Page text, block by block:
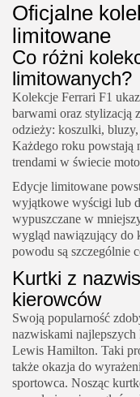
Oficjalne
limitowane
Co różni
limitowanych?
Kolekcje Ferrari F1
barwami oraz stylizacją
odzieży: koszulki,
Każdego roku powstają
trendami w świecie
Edycje limitowane
wyjątkowe wyścigi lub
wypuszczane w
wygląd nawiązujący do
powodu są szczególnie
Kurtki z
kierowców
Swoją popularność
nazwiskami
Lewis Hamilton. Taki
także okazja do
sportowca. Nosząc